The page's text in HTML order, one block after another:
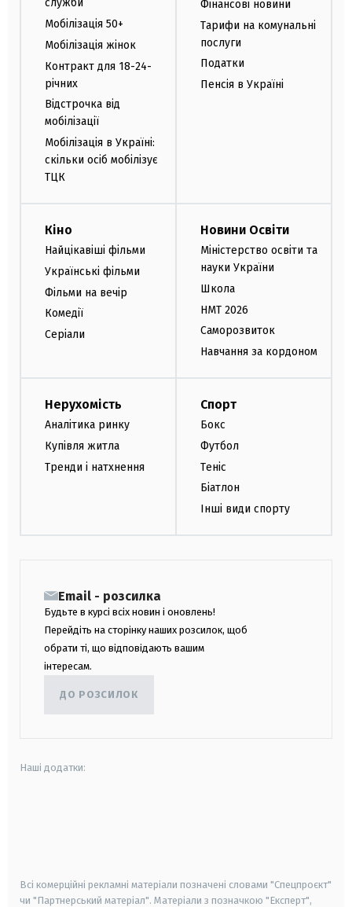
служби
Мобілізація 50+
Мобілізація жінок
Контракт для 18-24-
річних
Відстрочка від
мобілізації
Мобілізація в Україні:
скільки осіб мобілізує
ТЦК
Фінансові новини
Тарифи на комунальні
послуги
Податки
Пенсія в Україні
Кіно
Найцікавіші фільми
Українські фільми
Фільми на вечір
Комедії
Серіали
Новини Освіти
Міністерство освіти та
науки України
Школа
НМТ 2026
Саморозвиток
Навчання за кордоном
Нерухомість
Аналітика ринку
Купівля житла
Тренди і натхнення
Спорт
Бокс
Футбол
Теніс
Біатлон
Інші види спорту
Email - розсилка
Будьте в курсі всіх новин і оновлень!
Перейдіть на сторінку наших розсилок, щоб
обрати ті, що відповідають вашим
інтересам.
ДО РОЗСИЛОК
Наші додатки:
Всі комерційні рекламні матеріали позначені словами "Спецпроєкт"
чи "Партнерський матеріал". Матеріали з позначкою "Експерт",